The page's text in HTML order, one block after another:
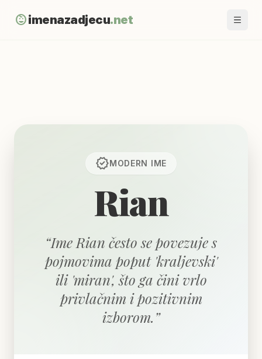
child_careimenazadjecu.net
verifiedMODERN IME
Rian
“Ime Rian često se povezuje s
pojmovima poput 'kraljevski'
ili 'miran', što ga čini vrlo
privlačnim i pozitivnim
izborom.”